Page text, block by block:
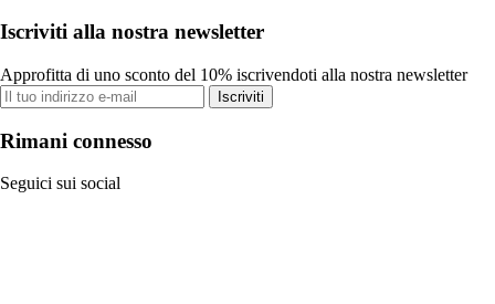
Iscriviti alla nostra newsletter
Approfitta di uno sconto del 10% iscrivendoti alla nostra newsletter
Iscriviti
Rimani connesso
Seguici sui social